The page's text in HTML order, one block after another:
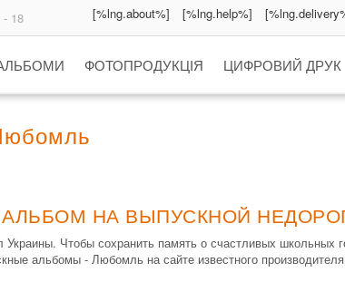
18 [%lng.about%] [%lng.help%]
ФОТОПРОДУКЦІЯ ЦИФРОВИЙ ДРУК
АЛЬБОМ НА ВЫПУСКНОЙ
Чтобы сохранить память о счастливых школьных
альбомы - Любомль на сайте известного